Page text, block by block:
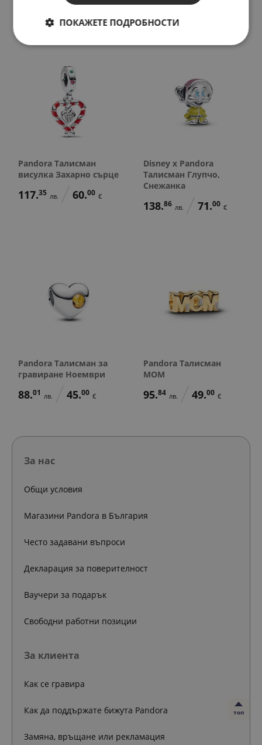
76.00 45.00
Pandora Талисман
висулка Захарно сърце
117.35 лв. 60.00 €
Disney x Pandora
Талисман Глупчо,
Снежанка
138.86 лв. 71.00 €
Pandora Талисман за
гравиране Ноември
88.01 лв. 45.00 €
Pandora Талисман
MOM
95.84 лв. 49.00 €
топ
За нас
Общи условия
Магазини Pandora в България
Често задавани въпроси
Декларация за поверителност
Ваучери за подарък
Свободни работни позиции
За клиента
Как се гравира
Как да поддържате бижута Pandora
Замяна, връщане или рекламация
ПОКАЖЕТЕ ПОДРОБНОСТИ